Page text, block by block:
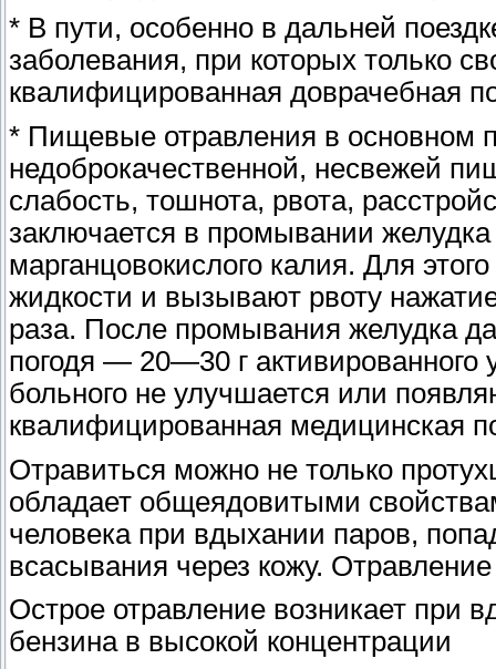
* В пути, особенно в дальней
заболевания, при которых только
квалифицированная доврачебная
* Пищевые отравления в основном
недоброкачественной, несвежей
слабость, тошнота, рвота,
заключается в промывании
марганцовокислого калия. Для
жидкости и вызывают рвоту
раза. После промывания желудка
погодя — 20—30 г активированного
больного не улучшается или
квалифицированная медицинская
Отравиться можно не только
обладает общеядовитыми
человека при вдыхании паров,
всасывания через кожу.
Острое отравление возникает при
бензина в высокой концентрации